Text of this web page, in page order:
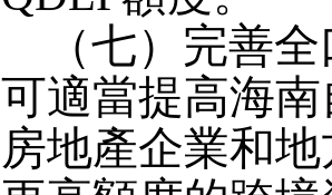
（七）完善
可適當提高海
房地產企業和